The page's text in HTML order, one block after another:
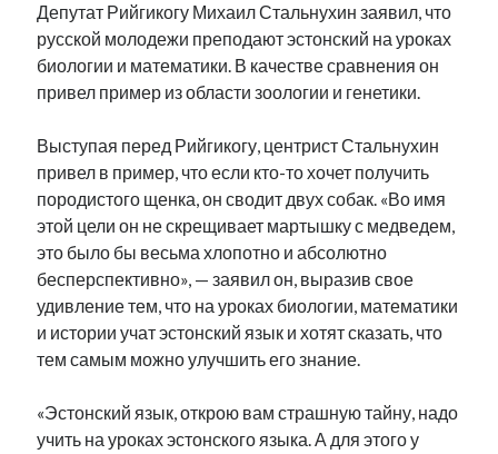
катри райк книга нарва
нацменьшинства образование обучение эстонскому
памятники парад клоунов парламент партия поводырь
рийгикогу россия
русскоязычное образование
стенограмма
т.х. ильвес
фотоотчет экономика экономика эстонии
эстония эстонский язык
mstalnuhhin@gmail.com
Отзывы и предложения по блогу:
anton.stalnuhhin@gmail.com
Депутат Рийгикогу Михаил Стальнухин заявил, что
русской молодежи преподают эстонский на уроках
биологии и математики. В качестве сравнения он
привел пример из области зоологии и генетики.
Выступая перед Рийгикогу, центрист Стальнухин
привел в пример, что если кто-то хочет получить
породистого щенка, он сводит двух собак. «Во имя
этой цели он не скрещивает мартышку с медведем,
это было бы весьма хлопотно и абсолютно
бесперспективно», — заявил он, выразив свое
удивление тем, что на уроках биологии, математики
и истории учат эстонский язык и хотят сказать, что
тем самым можно улучшить его знание.
«Эстонский язык, открою вам страшную тайну, надо
учить на уроках эстонского языка. А для этого у